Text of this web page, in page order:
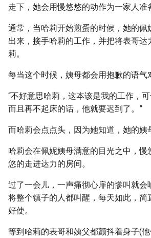
走下，她会用慢悠悠的动作为一家人准
通常，当哈莉开始煎蛋的时候，她的佩
出来，接手哈莉的工作，并把将表哥达
莉。
每当这个时候，姨母都会用抱歉的语气
“不好意思哈莉，这本该是我的工作，
而且再不起床的话，他就要迟到了。”
而哈莉会点点头，因为她知道，她的姨
哈莉会在佩妮姨母满意的目光之中，慢
悠的走进达力的房间。
过了一会儿，一声痛彻心扉的惨叫就会
将整个镇子的人都叫醒，每天如此，简
好使。
等到哈莉的表哥和姨父都颤抖着身子(